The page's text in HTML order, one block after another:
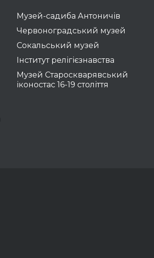
Музей-садиба Антоничів
Червоноградський музей
Сокальський музей
Інститут релігієзнавства
Музей Староскварявський
іконостас 16-19 cтоліття